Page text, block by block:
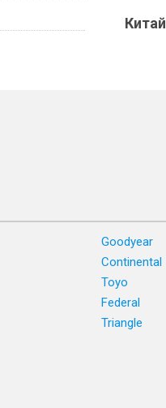
Китай
Goodyear
Continental
Toyo
Federal
Triangle